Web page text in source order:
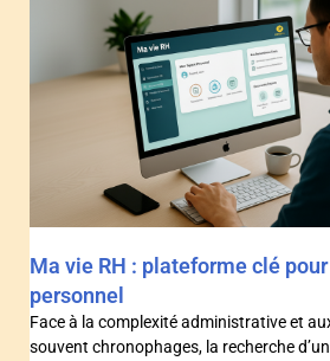
Ma vie RH : plateforme clé
personnel
Face à la complexité administrative et
souvent chronophages, la recherche